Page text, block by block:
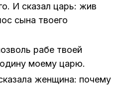
И ска­зал царь: жив
сына тво­е­го
рабе тво­ей
мо­е­му царю.
жен­щи­на: по­че­му